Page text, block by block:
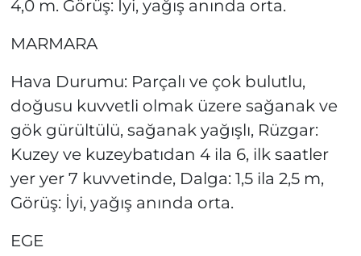
4,0 m. Görüş: İyi, yağış anında orta.
MARMARA
Hava Durumu: Parçalı ve çok bulutlu,
doğusu kuvvetli olmak üzere sağanak ve
gök gürültülü, sağanak yağışlı, Rüzgar:
Kuzey ve kuzeybatıdan 4 ila 6, ilk saatler
yer yer 7 kuvvetinde, Dalga: 1,5 ila 2,5 m,
Görüş: İyi, yağış anında orta.
EGE